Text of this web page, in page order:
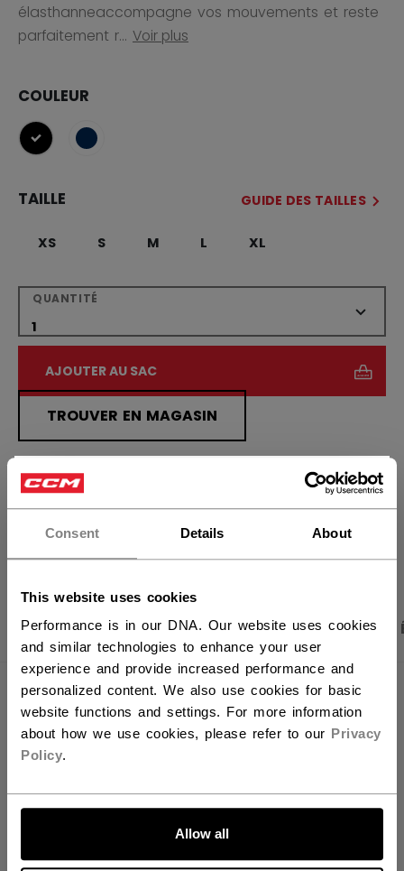
Consent Details About
This website uses cookies
Performance is in our DNA. Our website uses cookies
and similar technologies to enhance your user
experience and provide increased performance and
personalized content. We also use cookies for basic
website functions and settings. For more information
about how we use cookies, please refer to our Privacy
Policy.
Allow all
Vous souhaitez expédier des
produits aux États-Unis ?
ALLONS-Y !
élasthanneaccompagne vos mouvements et reste
parfaitement r... Voir plus
COULEUR
sélectionné
TAILLE GUIDE DES TAILLES
XS S M L XL
QUANTITÉ
AJOUTER AU SAC
TROUVER EN MAGASIN
Politique de livraison Retours gratuits
OUVRIR LES
PHOTOS DU PRODUIT CARACTÉRISTIQUES
CARACTÉRISTIQUES
IDENTIFICATION
SSK64A-AD
COLLECTION
SS1